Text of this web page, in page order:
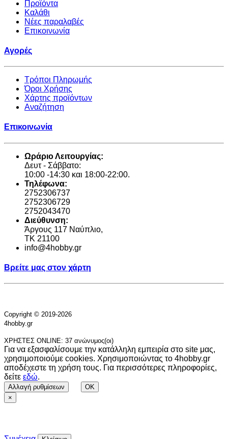
Προϊόντα
Καλάθι
Νέες παραλαβές
Επικοινωνία
Αγορές
Τρόποι Πληρωμής
Όροι Χρήσης
Χάρτης προϊόντων
Αναζήτηση
Επικοινωνία
Ωράριο Λειτουργίας:
Δευτ - Σάββατο:
10:00 -14:30 και 18:00-22:00.
Τηλέφωνα:
2752306737
2752306729
2752043470
Διεύθυνση:
Άργους 117 Ναύπλιο,
TK 21100
info@4hobby.gr
Βρείτε μας στον χάρτη
Copyright © 2019-2026
4hobby.gr
ΧΡΗΣΤΕΣ ONLINE: 37 ανώνυμος(οι)
Για να εξασφαλίσουμε την κατάλληλη εμπειρία στο site μας,
χρησιμοποιούμε cookies. Χρησιμοποιώντας το 4hobby.gr
αποδέχεστε τη χρήση τους. Για περισσότερες πληροφορίες,
δείτε εδώ.
Αλλαγή ρυθμίσεων
OK
×